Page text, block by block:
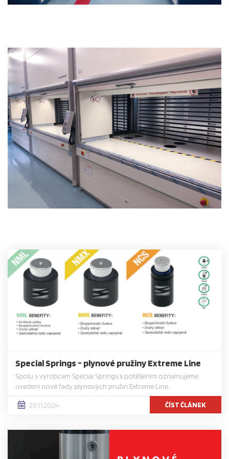
Special Springs - plynové pružiny Extreme Line
Spolu s výrobcem Special Springs s potěšením oznamujeme
uvedení nové řady plynových pružin Extreme Line.
28.11.2024 ČÍST ČLÁNEK